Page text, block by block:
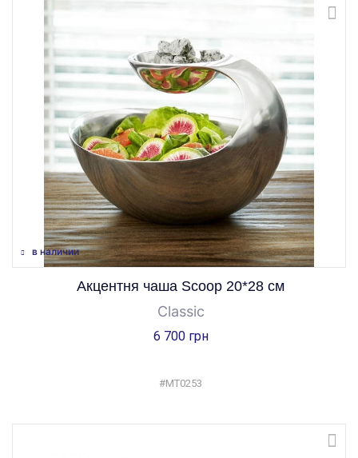
в наличии
Акцентня чаша Scoop 20*28 см
Classic
6 700 грн
#MT0253